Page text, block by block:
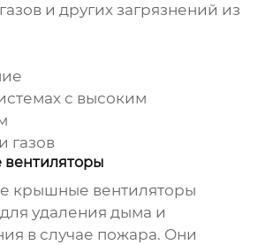
и других загрязнений из
с высоким
газов
крышные вентиляторы
удаления дыма и
в случае пожара. Они